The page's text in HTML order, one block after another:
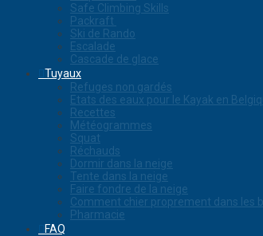
Safe Climbing Skills
Packraft
Ski de Rando
Escalade
Cascade de glace
Tuyaux
Refuges non gardés
Etats des eaux pour le Kayak en
Recettes
Météogrammes
Squat
Réchauds
Dormir dans la neige
Tente dans la neige
Faire fondre de la neige
Comment chier proprement dans les
Pharmacie
FAQ